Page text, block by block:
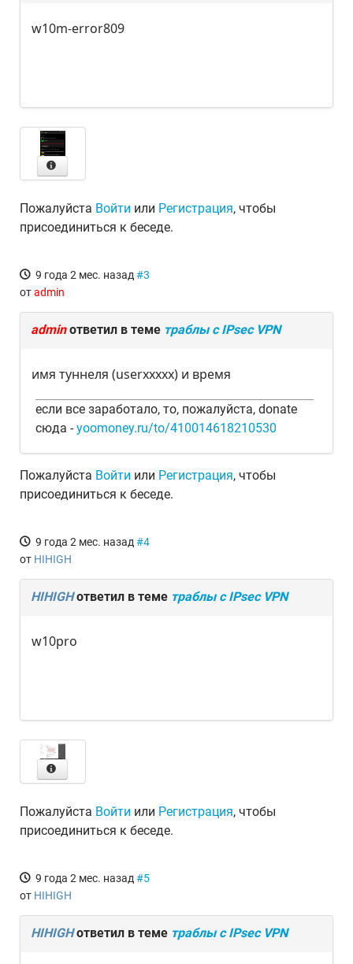
w10m-error809
Пожалуйста Войти или Регистрация, чтобы
присоединиться к беседе.
9 года 2 мес. назад #3
отadmin
adminответил в теме траблы с IPsec VPN
имя туннеля (userxxxxx) и время
если все заработало, то, пожалуйста, donate
сюда -yoomoney.ru/to/410014618210530
Пожалуйста Войти или Регистрация, чтобы
присоединиться к беседе.
9 года 2 мес. назад #4
от HIHIGH
HIHIGHответил в теме траблы с IPsec VPN
w10pro
Пожалуйста Войти или Регистрация, чтобы
присоединиться к беседе.
9 года 2 мес. назад #5
от HIHIGH
HIHIGHответил в теме траблы с IPsec VPN